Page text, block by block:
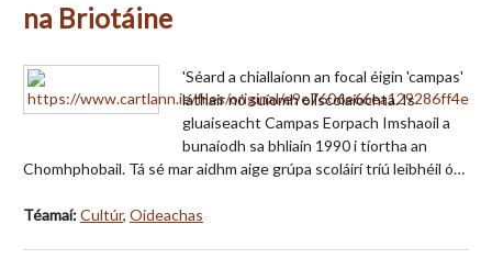
na Briotáine
'Séard a chiallaíonn an focal éigin 'campas'
láthair nó suíomh ollscolaíochta. Is
gluaiseacht Campas Eorpach Imshaoil a
bunaíodh sa bhliain 1990 i tíortha an
Chomhphobail. Tá sé mar aidhm aige grúpa scoláirí tríú leibhéil ó…
Téamaí:Cultúr, Oideachas